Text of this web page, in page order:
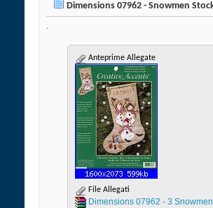
Dimensions 07962 - Snowmen
.
Anteprime Allegate
File Allegati
Dimensions 07962 - 3